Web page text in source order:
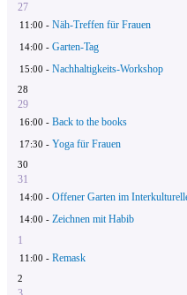
27
11:00 - Näh-Treffen für Frauen
14:00 - Garten-Tag
15:00 - Nachhaltigkeits-Workshop
28
29
16:00 - Back to the books
17:30 - Yoga für Frauen
30
31
14:00 - Offener Garten im
14:00 - Zeichnen mit Habib
1
11:00 - Remask
2